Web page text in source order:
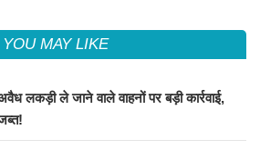
YOU MAY LIKE
लकड़ी ले जाने वाले वाहनों पर बड़ी कार्रवाई,